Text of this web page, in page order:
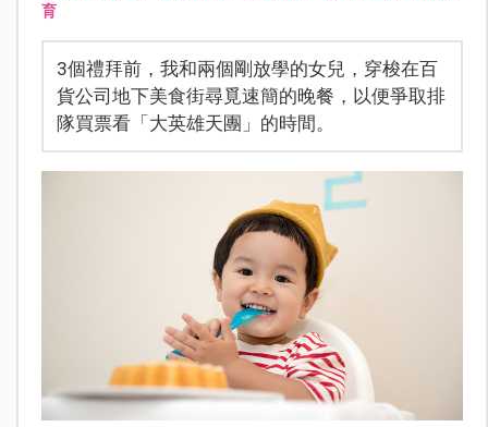
育
3個禮拜前，我和兩個剛放學的女兒，穿梭在百
貨公司地下美食街尋覓速簡的晚餐，以便爭取排
隊買票看「大英雄天團」的時間。